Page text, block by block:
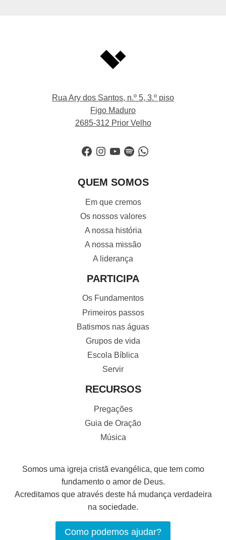
Rua Ary dos Santos, n.º 5, 3.º piso
Figo Maduro
2685-312 Prior Velho
Facebook
Instagram
YouTube
SpotifyWhatsApp
QUEM SOMOS
Em que cremos
Os nossos valores
A nossa história
A nossa missão
A liderança
PARTICIPA
Os Fundamentos
Primeiros passos
Batismos nas águas
Grupos de vida
Escola Bíblica
Servir
RECURSOS
Pregações
Guia de Oração
Música
Somos uma igreja cristã evangélica, que tem como
fundamento o amor de Deus.
Acreditamos que através deste há mudança verdadeira
na sociedade.
Como podemos ajudar?